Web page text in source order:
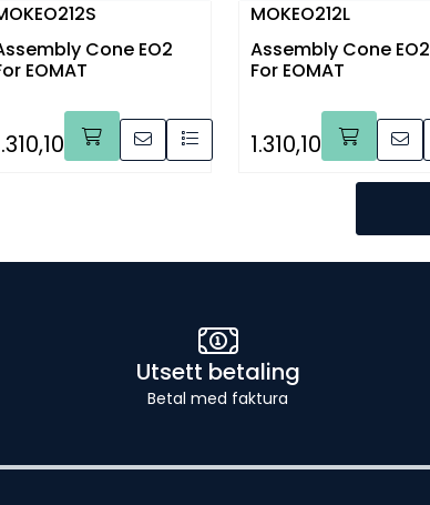
Cone EO2
EOMAT
MOKEO212L
Assembly Cone EO2
For EOMAT
1.310,10
Utsett betaling
Betal med faktura